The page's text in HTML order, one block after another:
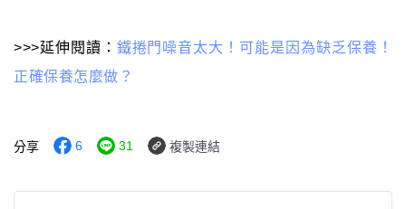
>>>延伸閱讀： 鐵捲門噪音太大！可能是因為缺乏保養！
正確保養怎麼做？
分享 6 31 複製連結